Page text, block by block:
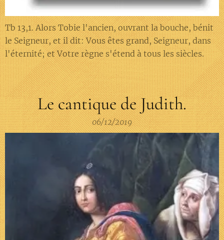
Tb 13,1. Alors Tobie l'ancien, ouvrant la bouche, bénit
le Seigneur, et il dit: Vous êtes grand, Seigneur, dans
l'éternité; et Votre règne s'étend à tous les siècles.
Le cantique de Judith.
06/12/2019